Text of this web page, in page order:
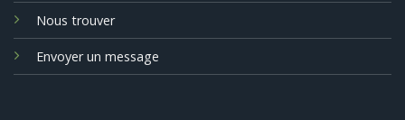
Nous trouver
Envoyer un message